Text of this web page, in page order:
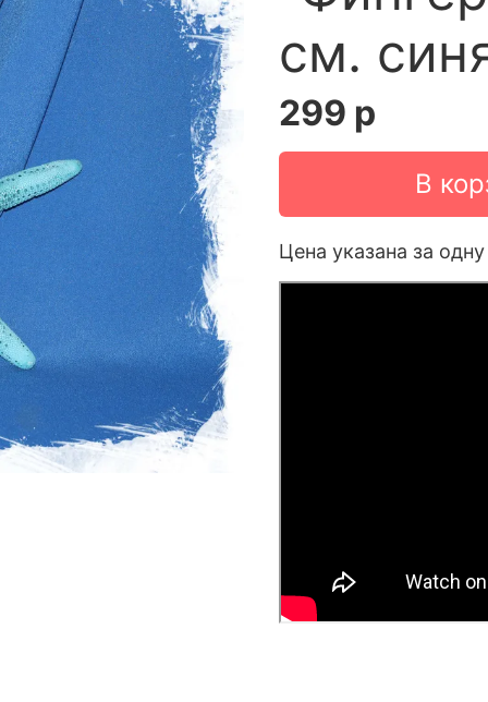
см.
299 р
В
Цена указана за